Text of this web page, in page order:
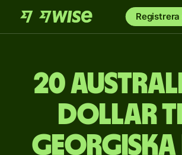
Registrera
20
dollar
georgiska